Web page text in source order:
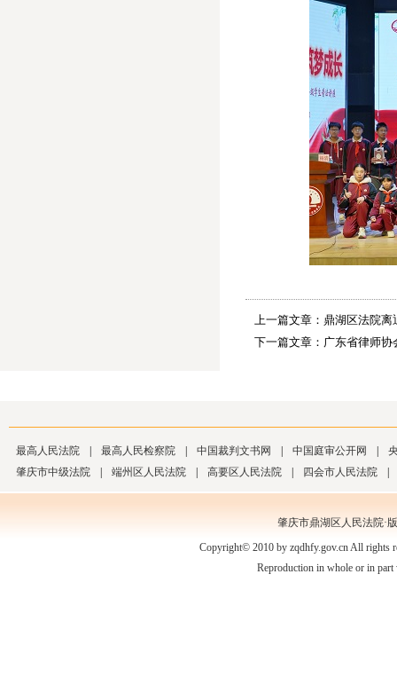
上一篇文章： 鼎湖区法院离
下一篇文章： 广东省律师协
最高人民法院 最高人民检察院 中国裁判文书网 中国庭审公开网
肇庆市中级法院
端州区人民法院 高要区人民法院 四会市人民法院
肇庆市鼎湖区人民法院·
Copyright© 2010 by zqdhfy.gov.cn All rights
Reproduction in whole or in